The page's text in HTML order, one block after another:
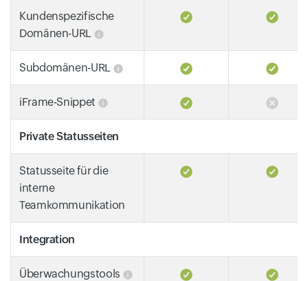
Kundenspezifische
Domänen-URL
Subdomänen-URL
iFrame-Snippet
Private Statusseiten
Statusseite für die
interne
Teamkommunikation
Integration
Überwachungstools